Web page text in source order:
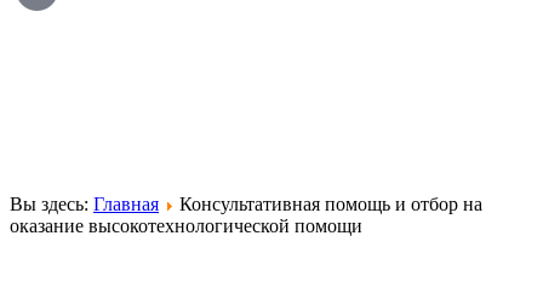
Вы здесь: Главная
Консультативная помощь и отбор на
оказание высокотехнологической помощи